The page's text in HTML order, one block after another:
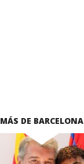
MÁS DE BARCELONA